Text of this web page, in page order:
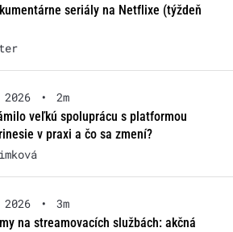
seriály na Netflixe (týždeň
•
2m
veľkú spoluprácu s platformou
v praxi a čo sa zmení?
•
3m
na streamovacích službách: akčná